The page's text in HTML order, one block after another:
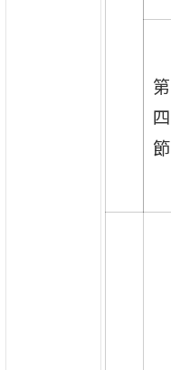
第
四
節